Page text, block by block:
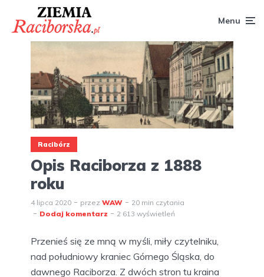
Menu
Racibórz
Opis Raciborza z 1888
roku
4 lipca 2020 przez WAW
20 min czytania
Dodaj komentarz
2 613 wyświetleń
Przenieś się ze mną w myśli, miły czytelniku,
nad południowy kraniec Górnego Śląska, do
dawnego Raciborza. Z dwóch stron tu kraina